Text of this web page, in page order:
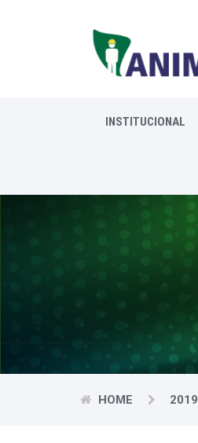
INSTITUCIONAL
HOME 2019